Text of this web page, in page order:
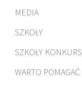
MEDIA
SZKOŁY
SZKOŁY KONKURS
WARTO POMAGAĆ